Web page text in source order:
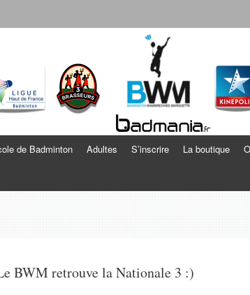
Marquette
de Badminton Adultes S’inscrire La boutique
BWM retrouve la Nationale 3 :)